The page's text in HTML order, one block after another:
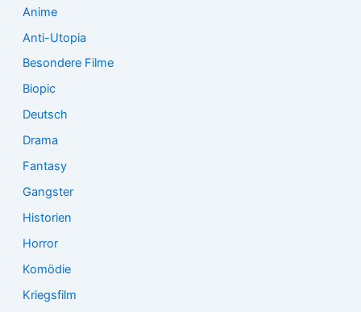
Anime
Anti-Utopia
Besondere Filme
Biopic
Deutsch
Drama
Fantasy
Gangster
Historien
Horror
Komödie
Kriegsfilm